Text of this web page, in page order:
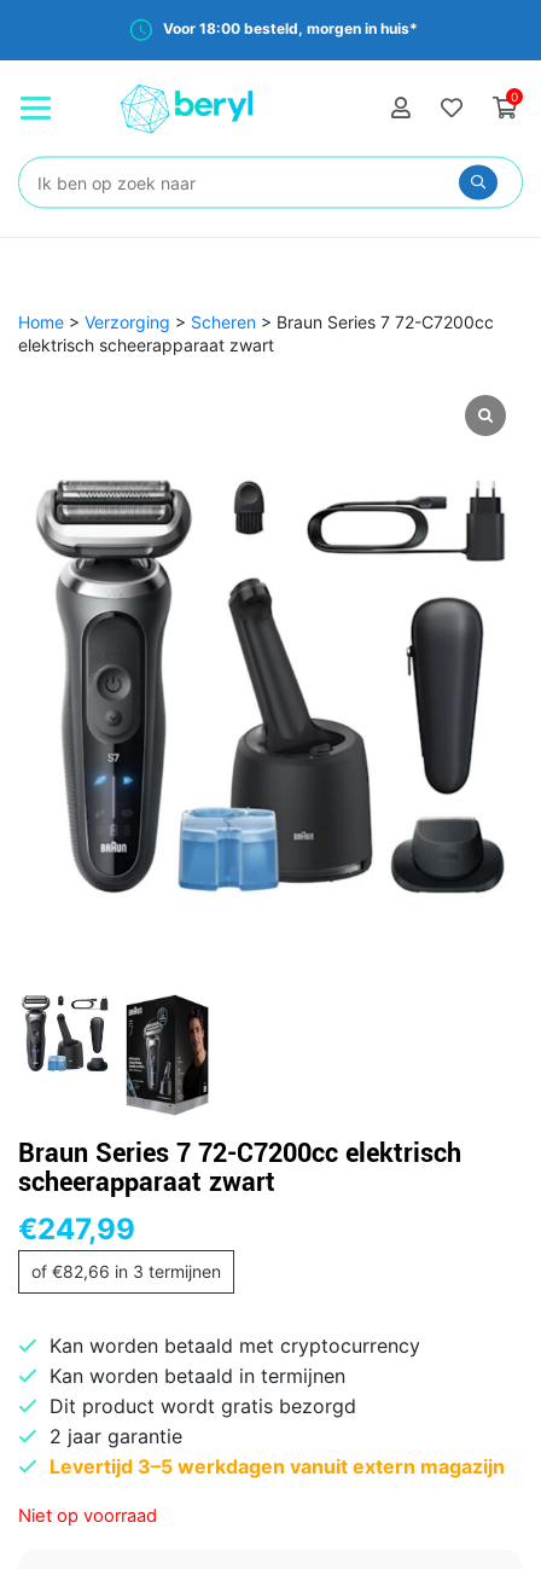
Voor 18:00 besteld, morgen in huis*
0
Zoeken:
Home > Verzorging > Scheren > Braun Series 7 72-C7200cc
elektrisch scheerapparaat zwart
Braun Series 7 72-C7200cc elektrisch
scheerapparaat zwart
€247,99
of €82,66 in 3 termijnen
Kan worden betaald met cryptocurrency
Kan worden betaald in termijnen
Dit product wordt gratis bezorgd
2 jaar garantie
Levertijd 3–5 werkdagen vanuit extern magazijn
Niet op voorraad